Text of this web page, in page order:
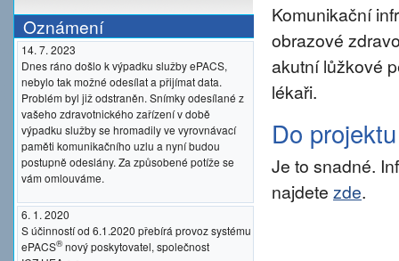
Oznámení
14. 7. 2023
Dnes ráno došlo k výpadku služby ePACS,
nebylo tak možné odesílat a přijímat data.
Problém byl již odstraněn. Snímky odesílané z
vašeho zdravotnického zařízení v době
výpadku služby se hromadily ve vyrovnávací
paměti komunikačního uzlu a nyní budou
postupně odeslány. Za způsobené potíže se
vám omlouváme.
6. 1. 2020
S účinností od 6.1.2020 přebírá provoz systému
ePACS®nový poskytovatel, společnost
Komunikační
obrazové
akutní lůžkové
lékaři.
Do
Je to snadné.
najdete zde.